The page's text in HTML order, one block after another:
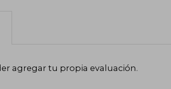
agregar tu propia evaluación.